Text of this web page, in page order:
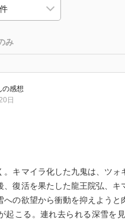
み
の感想
日
。キマイラ化した九鬼は、ツ
、復活を果たした龍王院弘、
への欲望から衝動を抑えよう
起こる。連れ去られる深雪を